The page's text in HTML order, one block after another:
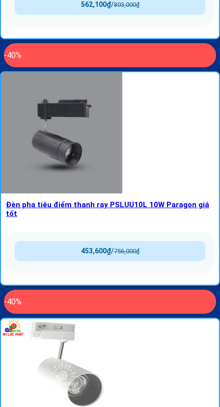
803,000₫
/
562,100₫
-40%
Đèn pha tiêu điểm thanh ray PSLUU10L 10W Paragon giá
tốt
756,000₫
/
453,600₫
-40%